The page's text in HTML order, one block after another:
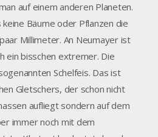
auf einem anderen Planeten.
Bäume oder Pflanzen die
Millimeter. An Neumayer ist
ein bisschen extremer. Die
Schelfeis. Das ist
Gletschers, der schon nicht
aufliegt sondern auf dem
immer noch mit dem